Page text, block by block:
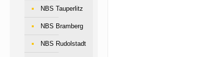
NBS Tauperlitz
NBS Bramberg
NBS Rudolstadt